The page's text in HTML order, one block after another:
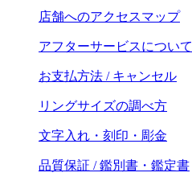
店舗へのアクセスマップ
アフターサービスについて
お支払方法 / キャンセル
リングサイズの調べ方
文字入れ・刻印・彫金
品質保証 / 鑑別書・鑑定書